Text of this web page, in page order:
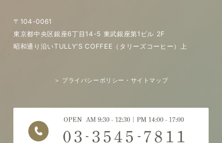
〒104-0061
東京都中央区銀座6丁目14-5 東武銀座第1ビル 2F
昭和通り沿いTULLY'S COFFEE（タリーズコーヒー）上
＞ プライバシーポリシー・サイトマップ